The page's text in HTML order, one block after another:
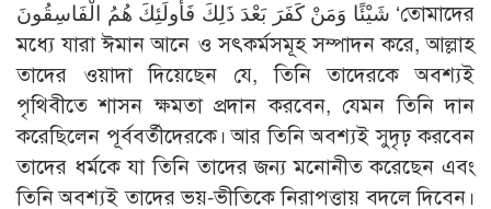
شَيْئًا وَمَنْ كَفَرَ بَعْدَ ذَلِكَ فَأُولَئِكَ هُمُ الْفَاسِقُونَ ‘তোমাদের
মধ্যে যারা ঈমান আনে ও সৎকর্মসমূহ সম্পাদন করে, আল্লাহ
তাদের ওয়াদা দিয়েছেন যে, তিনি তাদেরকে অবশ্যই
পৃথিবীতে শাসন ক্ষমতা প্রদান করবেন, যেমন তিনি দান
করেছিলেন পূর্ববর্তীদেরকে। আর তিনি অবশ্যই সুদৃঢ় করবেন
তাদের ধর্মকে যা তিনি তাদের জন্য মনোনীত করেছেন এবং
তিনি অবশ্যই তাদের ভয়-ভীতিকে নিরাপত্তায় বদলে দিবেন।